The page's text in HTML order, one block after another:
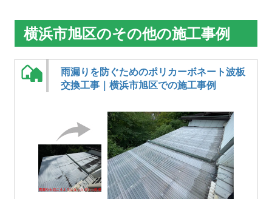
横浜市旭区のその他の施工事例
雨漏りを防ぐためのポリカーボネート波板
交換工事｜横浜市旭区での施工事例